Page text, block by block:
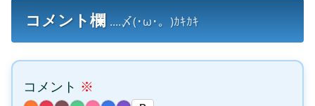
コメント欄 ....〆(･ω･。)ｶｷｶｷ
コメント ※